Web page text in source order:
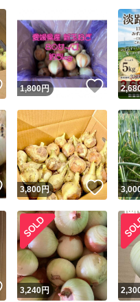
取引実績◯+ この
他フリマ実績◯+ この
スピード&安心発送
※このバッジは実績に基づく表示で
スピード＆安心発送
この
ます
スピード発送 この
安心発送 こ
コピーは1商品につき1
いいね！
1,800円 いいね
いいね！
3,800円 いいね
いいね！
3,240円